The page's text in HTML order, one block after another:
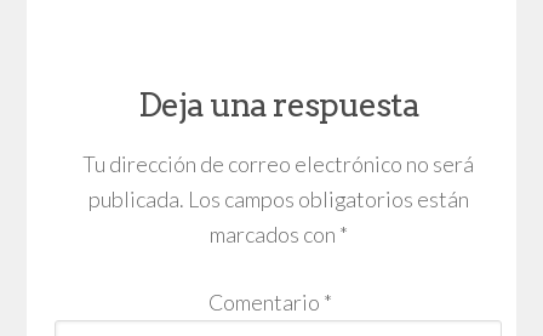
Deja una respuesta
Tu dirección de correo electrónico no será
publicada. Los campos obligatorios están
marcados con *
Comentario *